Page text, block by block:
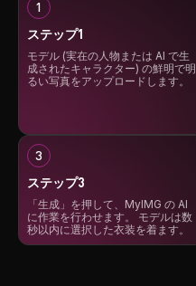
ステップ1
モデル (実在の人物または AI で生
成されたキャラクター) の鮮明で明
るい写真をアップロードします。
ステップ3
「生成」を押して、MyIMG の AI
に作業を行わせます。 モデルは数
秒以内に選択した衣装を着ます。